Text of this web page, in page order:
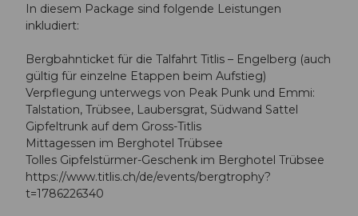
In diesem Package sind folgende Leistungen
inkludiert:
Bergbahnticket für die Talfahrt Titlis – Engelberg (auch
gültig für einzelne Etappen beim Aufstieg)
Verpflegung unterwegs von Peak Punk und Emmi:
Talstation, Trübsee, Laubersgrat, Südwand Sattel
Gipfeltrunk auf dem Gross-Titlis
Mittagessen im Berghotel Trübsee
Tolles Gipfelstürmer-Geschenk im Berghotel Trübsee
https://www.titlis.ch/de/events/bergtrophy?
t=1786226340